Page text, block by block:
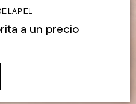
LA PIEL
a un precio